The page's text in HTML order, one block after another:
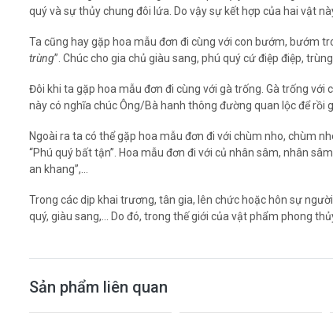
quý và sự thủy chung đôi lứa. Do vậy sự kết hợp của hai vật
Ta cũng hay gặp hoa mẫu đơn đi cùng với con bướm, bướm
trùng”. Chúc cho gia chủ giàu sang, phú quý cứ điệp điệp,
Đôi khi ta gặp hoa mẫu đơn đi cùng với gà trống. Gà trống
này có nghĩa chúc Ông/Bà hanh thông đường quan lộc để rồi
Ngoài ra ta có thể gặp hoa mẫu đơn đi với chùm nho, chùm
“Phú quý bất tận”. Hoa mẫu đơn đi với củ nhân sâm, nhân
an khang”,…
Trong các dịp khai trương, tân gia, lên chức hoặc hôn sự
quý, giàu sang,… Do đó, trong thế giới của vật phẩm phong
Sản phẩm liên quan